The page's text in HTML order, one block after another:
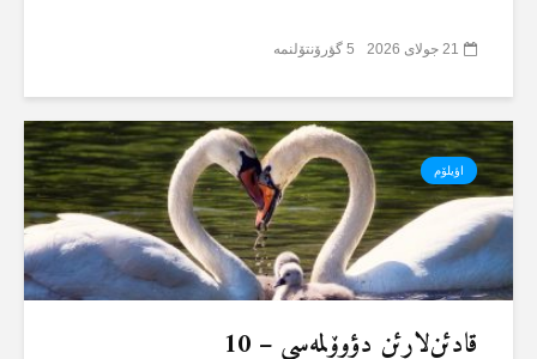
21 جولای 2026 5 گؤرۆنتۆلنمە
اؤیلۆم
قادئن‌لارئن دؤوۆلمەسی – 10